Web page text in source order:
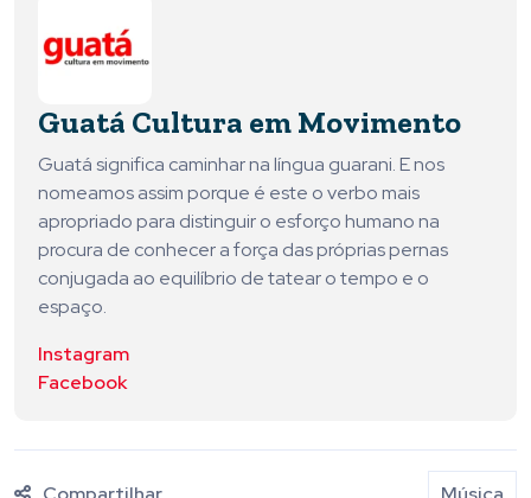
Guatá Cultura em Movimento
Guatá significa caminhar na língua guarani. E nos
nomeamos assim porque é este o verbo mais
apropriado para distinguir o esforço humano na
procura de conhecer a força das próprias pernas
conjugada ao equilíbrio de tatear o tempo e o
espaço.
Instagram
Facebook